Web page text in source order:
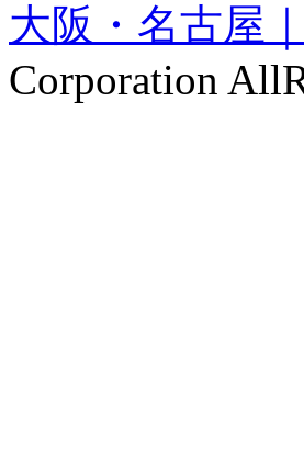
大阪・名古屋
Corporation